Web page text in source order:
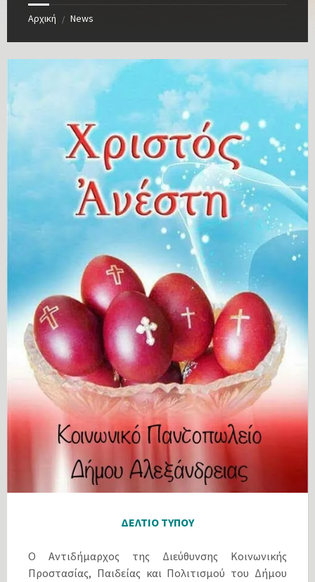
Αρχική / News
ΔΕΛΤΙΟ ΤΥΠΟΥ
Ο Αντιδήμαρχος της Διεύθυνσης Κοινωνικής
Προστασίας, Παιδείας και Πολιτισμού του Δήμου